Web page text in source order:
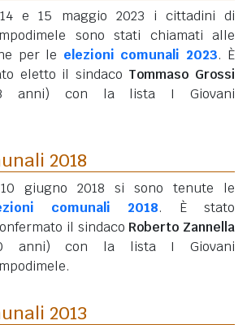
e 15 maggio 2023 i cittadini di
sono stati chiamati alle
per le elezioni comunali 2023. È
eletto il sindaco Tommaso Grossi
anni) con la lista I Giovani
2018
giugno 2018 si sono tenute le
comunali 2018. È stato
il sindaco Roberto Zannella
anni) con la lista I Giovani
2013